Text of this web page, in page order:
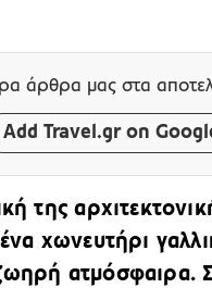
άρθρα μας στα
Add Travel.gr on
της
χωνευτήρι
ατμόσφαιρα.